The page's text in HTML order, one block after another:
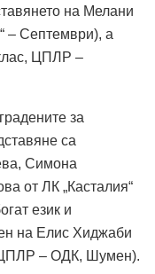
на Мелани
– Септември), а
ЦПЛР –
за
са
Симона
от ЛК „Касталия“
език и
на Елис Хиджаби
ЦПЛР – ОДК, Шумен).